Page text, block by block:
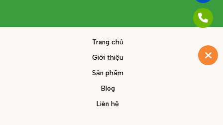
Trang chủ
Giới thiệu
Sản phẩm
Blog
Liên hệ